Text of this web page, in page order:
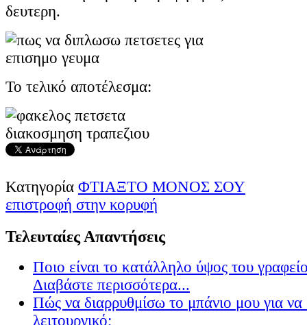
δευτερη.
Το τελικό αποτέλεσμα:
Κατηγορία ΦΤΙΑΞΤΟ ΜΟΝΟΣ ΣΟΥ
επιστροφή στην κορυφή
Τελευταίες Απαντήσεις
Ποιο είναι το κατάλληλο ύψος του
Διαβάστε περισσότερα...
Πώς να διαρρυθμίσω το μπάνιο μου για να
λειτουργικό;